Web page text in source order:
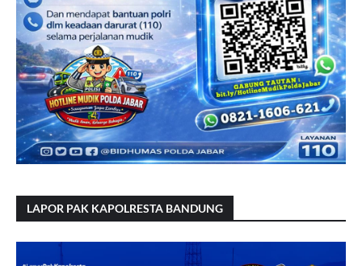
LAPOR PAK KAPOLRESTA BANDUNG